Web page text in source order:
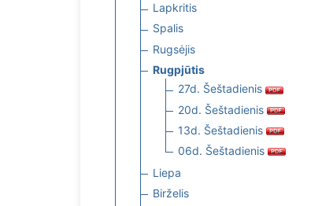
Lapkritis
Spalis
Rugsėjis
Rugpjūtis
27d. Šeštadienis
20d. Šeštadienis
13d. Šeštadienis
06d. Šeštadienis
Liepa
Birželis